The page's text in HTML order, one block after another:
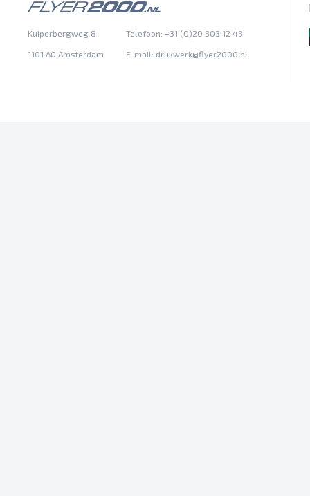
Kuiperbergweg 8 Telefoon: +31 (0)20 303 12 43
1101 AG Amsterdam E-mail: drukwerk@flyer2000.nl